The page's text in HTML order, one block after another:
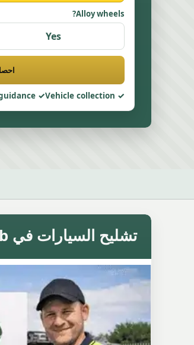
Alloy wheels?
Yes
Vehicle collection
تشليح السيارات في Red Lumb مع خدمة محلية سريعة